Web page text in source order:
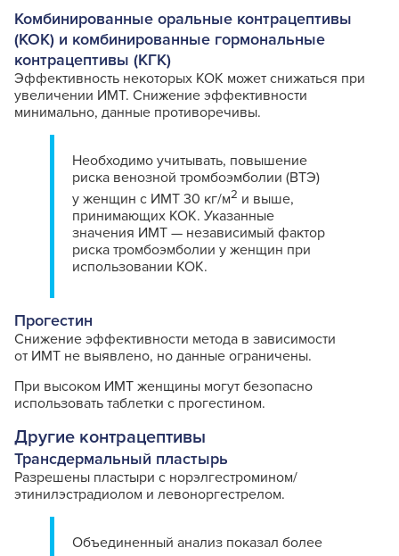
Комбинированные оральные контрацептивы
(КОК) и комбинированные гормональные
контрацептивы (КГК)
Эффективность некоторых КОК может снижаться при
увеличении ИМТ. Снижение эффективности
минимально, данные противоречивы.
Необходимо учитывать, повышение
риска венозной тромбоэмболии (ВТЭ)
у женщин с ИМТ 30 кг/м2 и выше,
принимающих КОК. Указанные
значения ИМТ — независимый фактор
риска тромбоэмболии у женщин при
использовании КОК.
Прогестин
Снижение эффективности метода в зависимости
от ИМТ не выявлено, но данные ограничены.
При высоком ИМТ женщины могут безопасно
использовать таблетки с прогестином.
Другие контрацептивы
Трансдермальный пластырь
Разрешены пластыри с норэлгестромином/
этинилэстрадиолом и левоноргестрелом.
Объединенный анализ показал более